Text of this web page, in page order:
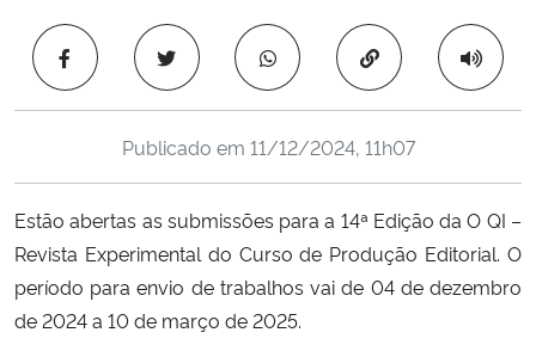
Ministério da Educação
Ministério de Minas e Energia
Ministério da Ciência, Tecnologia, Inovações e Comunicações
Copiar para área
Publicado em 11/12/2024, 11h07
Estão abertas as submissões para a 14ª Edição da O QI –
Revista Experimental do Curso de Produção Editorial. O
período para envio de trabalhos vai de 04 de dezembro
de 2024 a 10 de março de 2025.